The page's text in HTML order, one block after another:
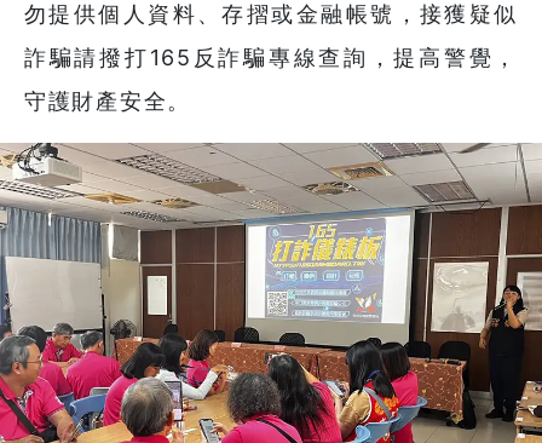
勿提供個人資料、存摺或金融帳號，接獲疑似
詐騙請撥打165反詐騙專線查詢，提高警覺，
守護財產安全。